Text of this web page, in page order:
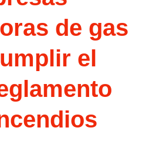
de gas
el